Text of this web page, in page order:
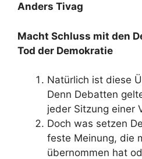
Anders Tivag
Macht Schluss mit den
Tod der Demokratie
Natürlich ist diese
Denn Debatten
jeder Sitzung einer
Doch was setzen
feste Meinung, die
übernommen hat